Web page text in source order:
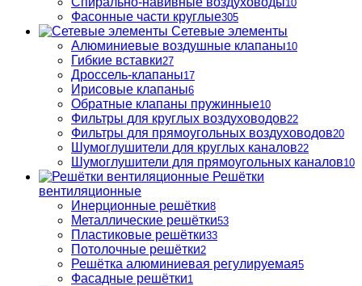
10
Фасонные части круглые305
Сетевые элементы
Алюминиевые воздушные клапаны10
Гибкие вставки27
Дроссель-клапаны17
Ирисовые клапаны6
Обратные клапаны пружинные10
Фильтры для круглых воздуховодов22
Фильтры для прямоугольных воздуховодов20
Шумоглушители для круглых каналов22
Шумоглушители для прямоугольных каналов10
Решётки
вентиляционные
Инерционные решётки8
Металлические решётки53
Пластиковые решётки33
Потолочные решётки2
Решётка алюминиевая регулируемая5
Фасадные решётки1